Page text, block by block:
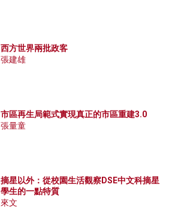
西方世界兩批政客
張建雄
市區再生局範式實現真正的市區重建3.0
張量童
摘星以外：從校園生活觀察DSE中文科摘星
學生的一點特質
來文